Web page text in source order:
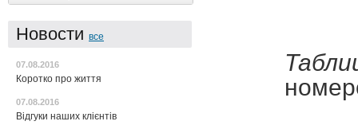
Новости все
07.08.2016
Коротко про життя
07.08.2016
Відгуки наших клієнтів